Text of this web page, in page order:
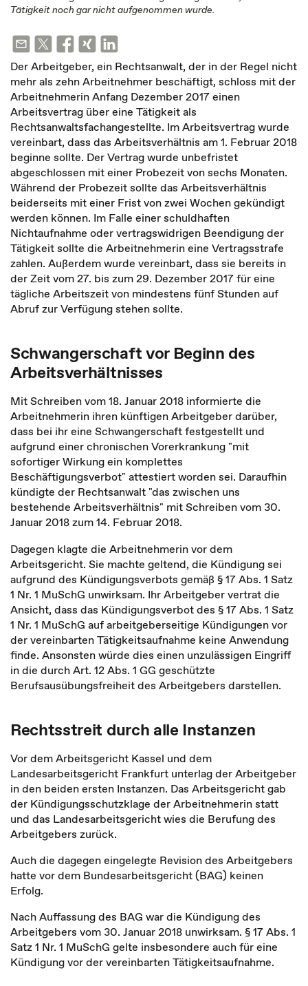
Tätigkeit noch gar nicht aufgenommen wurde.
Der Arbeitgeber, ein Rechtsanwalt, der in der Regel nicht
mehr als zehn Arbeitnehmer beschäftigt, schloss mit der
Arbeitnehmerin Anfang Dezember 2017 einen
Arbeitsvertrag über eine Tätigkeit als
Rechtsanwaltsfachangestellte. Im Arbeitsvertrag wurde
vereinbart, dass das Arbeitsverhältnis am 1. Februar 2018
beginne sollte. Der Vertrag wurde unbefristet
abgeschlossen mit einer Probezeit von sechs Monaten.
Während der Probezeit sollte das Arbeitsverhältnis
beiderseits mit einer Frist von zwei Wochen gekündigt
werden können. Im Falle einer schuldhaften
Nichtaufnahme oder vertragswidrigen Beendigung der
Tätigkeit sollte die Arbeitnehmerin eine Vertragsstrafe
zahlen. Außerdem wurde vereinbart, dass sie bereits in
der Zeit vom 27. bis zum 29. Dezember 2017 für eine
tägliche Arbeitszeit von mindestens fünf Stunden auf
Abruf zur Verfügung stehen sollte.
Schwangerschaft vor Beginn des
Arbeitsverhältnisses
Mit Schreiben vom 18. Januar 2018 informierte die
Arbeitnehmerin ihren künftigen Arbeitgeber darüber,
dass bei ihr eine Schwangerschaft festgestellt und
aufgrund einer chronischen Vorerkrankung "mit
sofortiger Wirkung ein komplettes
Beschäftigungsverbot" attestiert worden sei. Daraufhin
kündigte der Rechtsanwalt "das zwischen uns
bestehende Arbeitsverhältnis" mit Schreiben vom 30.
Januar 2018 zum 14. Februar 2018.
Dagegen klagte die Arbeitnehmerin vor dem
Arbeitsgericht. Sie machte geltend, die Kündigung sei
aufgrund des Kündigungsverbots gemäß § 17 Abs. 1 Satz
1 Nr. 1 MuSchG unwirksam. Ihr Arbeitgeber vertrat die
Ansicht, dass das Kündigungsverbot des § 17 Abs. 1 Satz
1 Nr. 1 MuSchG auf arbeitgeberseitige Kündigungen vor
der vereinbarten Tätigkeitsaufnahme keine Anwendung
finde. Ansonsten würde dies einen unzulässigen Eingriff
in die durch Art. 12 Abs. 1 GG geschützte
Berufsausübungsfreiheit des Arbeitgebers darstellen.
Rechtsstreit durch alle Instanzen
Vor dem Arbeitsgericht Kassel und dem
Landesarbeitsgericht Frankfurt unterlag der Arbeitgeber
in den beiden ersten Instanzen. Das Arbeitsgericht gab
der Kündigungsschutzklage der Arbeitnehmerin statt
und das Landesarbeitsgericht wies die Berufung des
Arbeitgebers zurück.
Auch die dagegen eingelegte Revision des Arbeitgebers
hatte vor dem Bundesarbeitsgericht (BAG) keinen
Erfolg.
Nach Auffassung des BAG war die Kündigung des
Arbeitgebers vom 30. Januar 2018 unwirksam. § 17 Abs. 1
Satz 1 Nr. 1 MuSchG gelte insbesondere auch für eine
Kündigung vor der vereinbarten Tätigkeitsaufnahme.